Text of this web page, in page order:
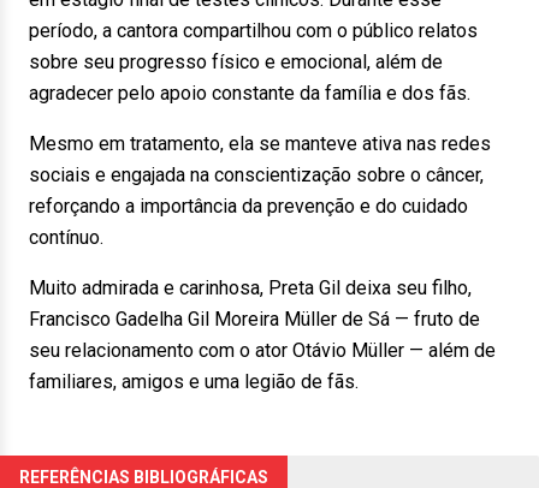
período, a cantora compartilhou com o público relatos
sobre seu progresso físico e emocional, além de
agradecer pelo apoio constante da família e dos fãs.
Mesmo em tratamento, ela se manteve ativa nas redes
sociais e engajada na conscientização sobre o câncer,
reforçando a importância da prevenção e do cuidado
contínuo.
Muito admirada e carinhosa, Preta Gil deixa seu filho,
Francisco Gadelha Gil Moreira Müller de Sá — fruto de
seu relacionamento com o ator Otávio Müller — além de
familiares, amigos e uma legião de fãs.
REFERÊNCIAS BIBLIOGRÁFICAS